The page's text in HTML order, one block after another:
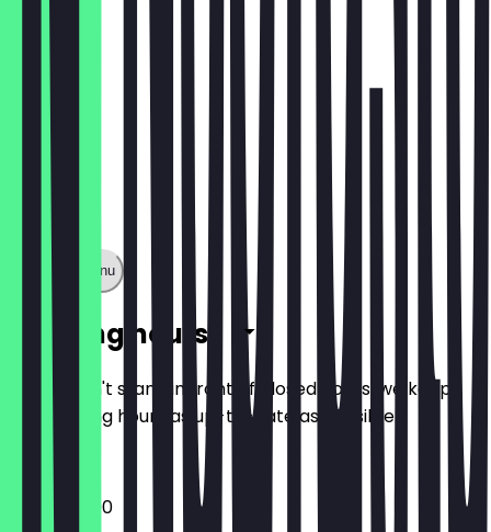
Show full menu
Opening hours
So you don't stand in front of closed doors, we keep
the opening hours as up-to-date as possible.
12:00 - 23:00